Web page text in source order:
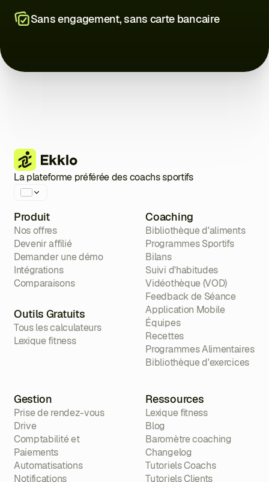
Sans engagement, sans carte bancaire
La plateforme préférée des coachs sportifs
Produit
Nos offres
Devenir affilié
Demander une démo
Intégrations
Comparaisons
Outils Gratuits
Tous les calculateurs
Lexique fitness
Coaching
Bibliothèque d'aliments
Programmes Sportifs
Bilans
Suivi d'habitudes
Vidéothèque (VOD)
Feedback de Séance
Application Mobile
Équipes
Recettes
Programmes Alimentaires
Bibliothèque d'exercices
Gestion
Prise de rendez-vous
Drive
Comptabilité et
Paiements
Automatisations
Notifications
Ressources
Lexique fitness
Blog
Baromètre coaching
Changelog
Tutoriels Coachs
Tutoriels Clients